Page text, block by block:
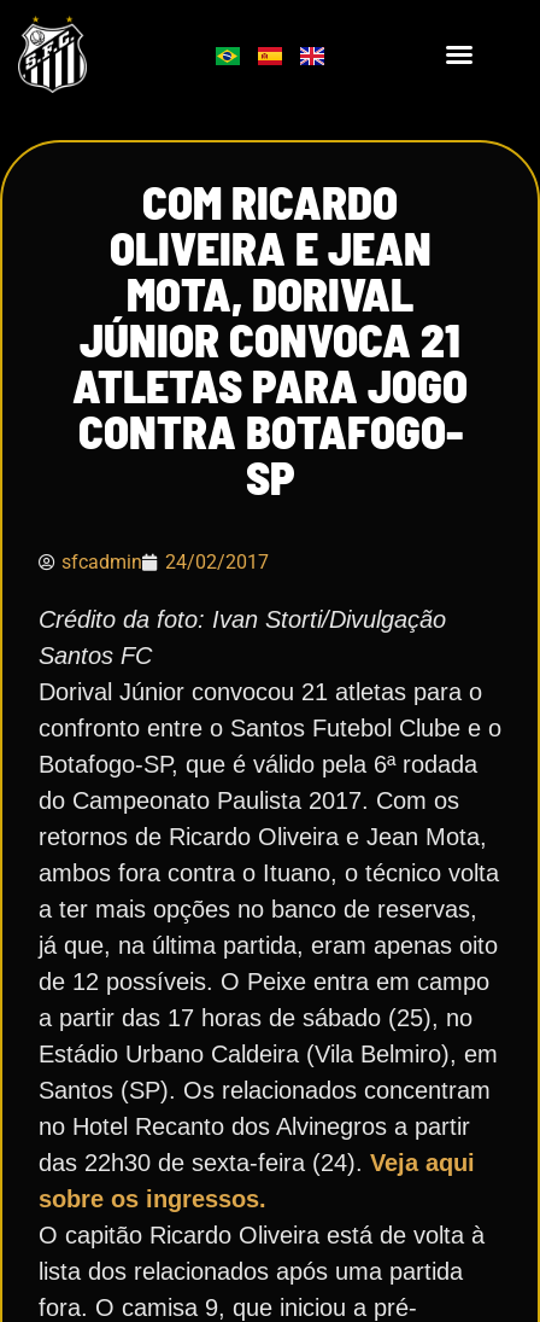
COM RICARDO
OLIVEIRA E JEAN
MOTA, DORIVAL
JÚNIOR CONVOCA 21
ATLETAS PARA JOGO
CONTRA BOTAFOGO-
SP
sfcadmin 24/02/2017
Crédito da foto: Ivan Storti/Divulgação
Santos FC
Dorival Júnior convocou 21 atletas para o
confronto entre o Santos Futebol Clube e o
Botafogo-SP, que é válido pela 6ª rodada
do Campeonato Paulista 2017. Com os
retornos de Ricardo Oliveira e Jean Mota,
ambos fora contra o Ituano, o técnico volta
a ter mais opções no banco de reservas,
já que, na última partida, eram apenas oito
de 12 possíveis. O Peixe entra em campo
a partir das 17 horas de sábado (25), no
Estádio Urbano Caldeira (Vila Belmiro), em
Santos (SP). Os relacionados concentram
no Hotel Recanto dos Alvinegros a partir
das 22h30 de sexta-feira (24). Veja aqui
sobre os ingressos.
O capitão Ricardo Oliveira está de volta à
lista dos relacionados após uma partida
fora. O camisa 9, que iniciou a pré-